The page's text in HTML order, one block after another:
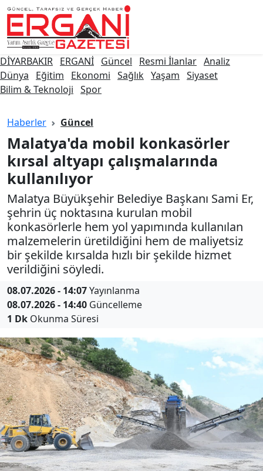
DİYARBAKIR ERGANİ Güncel Resmi İlanlar Anali̇z
Dünya
Eği̇ti̇m Ekonomi̇ Sağlık Yaşam Si̇yaset
Bi̇li̇m & Teknoloji̇ Spor
Haberler Güncel
Malatya'da mobil konkasörler
kırsal altyapı çalışmalarında
kullanılıyor
Malatya Büyükşehir Belediye Başkanı Sami Er,
şehrin üç noktasına kurulan mobil
konkasörlerle hem yol yapımında kullanılan
malzemelerin üretildiğini hem de maliyetsiz
bir şekilde kırsalda hızlı bir şekilde hizmet
verildiğini söyledi.
08.07.2026 - 14:07Yayınlanma
08.07.2026 - 14:40 Güncelleme
1 Dk Okunma Süresi